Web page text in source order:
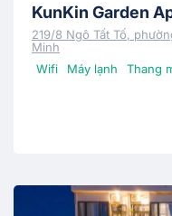
KunKin Garden
219/8 Ngô Tất Tố,
Minh
Wifi
Máy lạnh Thang